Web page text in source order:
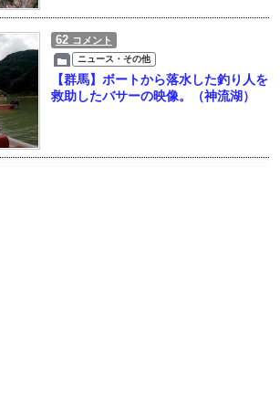
62 コメント
ニュース・その他
【群馬】ボートから落水した釣り人を
救助したバサーの映像。（神流湖）